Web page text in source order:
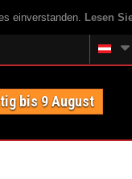
einverstanden. Lesen
bis 9 August